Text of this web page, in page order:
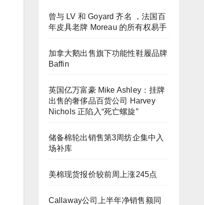
曾与 LV 和 Goyard 齐名 ，法国百
年皮具老牌 Moreau 的所有权易手
加拿大鹅出售旗下功能性鞋履品牌
Baffin
英国亿万富豪 Mike Ashley：挂牌
出售的奢侈品百货公司 Harvey
Nichols 正陷入“死亡螺旋”
储备棉轮出销售第3周纺企集中入
场补库
美棉现货报价较前周上涨245点
Callaway公司上半年净销售额同